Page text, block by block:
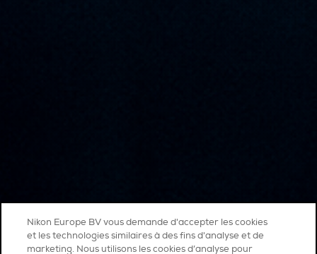
Nikon Europe BV vous demande d'accepter les cookies
et les technologies similaires à des fins d'analyse et de
marketing. Nous utilisons les cookies d’analyse pour